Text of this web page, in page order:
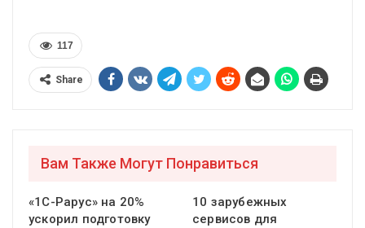
117
Share
Вам Также Могут Понравиться
«1С-Рарус» на 20%
ускорил подготовку
10 зарубежных
сервисов для